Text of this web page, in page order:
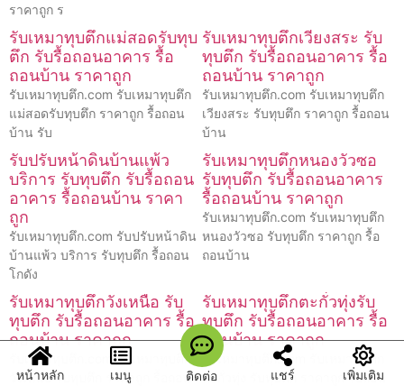
ราคาถูก ร
รับเหมาทุบตึกแม่สอดรับทุบ
ตึก รับรื้อถอนอาคาร รื้อ
ถอนบ้าน ราคาถูก
รับเหมาทุบตึก.com รับเหมาทุบตึก
แม่สอดรับทุบตึก ราคาถูก รื้อถอน
บ้าน รับ
รับเหมาทุบตึกเวียงสระ รับ
ทุบตึก รับรื้อถอนอาคาร รื้อ
ถอนบ้าน ราคาถูก
รับเหมาทุบตึก.com รับเหมาทุบตึก
เวียงสระ รับทุบตึก ราคาถูก รื้อถอน
บ้าน
รับปรับหน้าดินบ้านแพ้ว
บริการ รับทุบตึก รับรื้อถอน
อาคาร รื้อถอนบ้าน ราคา
ถูก
รับเหมาทุบตึก.com รับปรับหน้าดิน
บ้านแพ้ว บริการ รับทุบตึก รื้อถอน
โกดัง
รับเหมาทุบตึกหนองวัวซอ
รับทุบตึก รับรื้อถอนอาคาร
รื้อถอนบ้าน ราคาถูก
รับเหมาทุบตึก.com รับเหมาทุบตึก
หนองวัวซอ รับทุบตึก ราคาถูก รื้อ
ถอนบ้าน
รับเหมาทุบตึกวังเหนือ รับ
ทุบตึก รับรื้อถอนอาคาร รื้อ
ถอนบ้าน ราคาถูก
รับเหมาทุบตึก.com รับเหมาทุบตึก
วังเหนือ รับทุบตึก ราคาถูก รื้อถอน
รับเหมาทุบตึกตะกั่วทุ่งรับ
ทุบตึก รับรื้อถอนอาคาร รื้อ
ถอนบ้าน ราคาถูก
รับเหมาทุบตึก.com รับเหมาทุบตึก
ตะกั่วทุ่ง รับทุบตึก ราคาถูก รื้อถอน
หน้าหลัก เมนู ติดต่อ แชร์ เพิ่มเติม